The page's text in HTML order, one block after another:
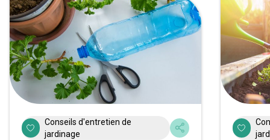
Conseils d'entretien de
jardinage